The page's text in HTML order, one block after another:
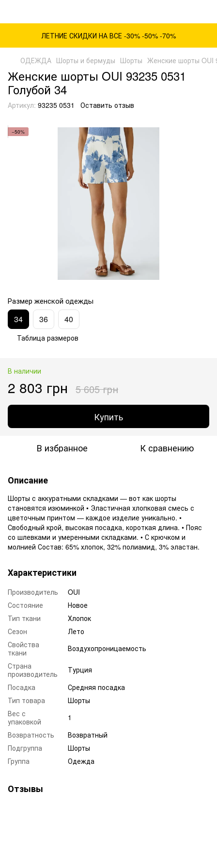
ЛЕТНИЕ СКИДКИ НА ВСЕ -30% -50% -70%
ОДЕЖДА Шорты и бермуды Шорты Женские шорты OUI
Женские шорты OUI 93235 0531
Голубой 34
Артикул: 93235 0531 Оставить отзыв
−50%
Размер женской одежды
34 36 40
Таблица размеров
В наличии
2 803 грн 5 605 грн
Купить
В избранное К сравнению
Описание
Шорты с аккуратными складками — вот как шорты
становятся изюминкой • Эластичная хлопковая смесь с
цветочным принтом — каждое изделие уникально. •
Свободный крой, высокая посадка, короткая длина. • Пояс
со шлевками и умеренными складками. • С крючком и
молнией Состав: 65% хлопок, 32% полиамид, 3% эластан.
Характеристики
Производитель
OUI
Состояние
Новое
Тип ткани
Хлопок
Сезон
Лето
Свойства
ткани
Воздухопроницаемость
Страна
производитель
Турция
Посадка
Средняя посадка
Тип товара
Шорты
Вес с
упаковкой
1
Возвратность
Возвратный
Подгруппа
Шорты
Группа
Одежда
Отзывы